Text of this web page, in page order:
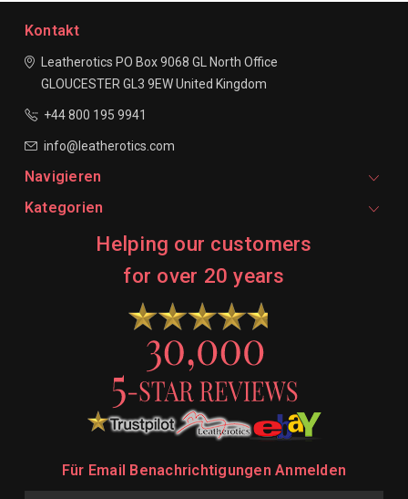
Kontakt
Leatherotics PO Box 9068 GL North Office
GLOUCESTER GL3 9EWUnited Kingdom
+44 800 195 9941
info@leatherotics.com
Navigieren
Kategorien
Helping our customers
for over 20 years
Für Email Benachrichtigungen Anmelden